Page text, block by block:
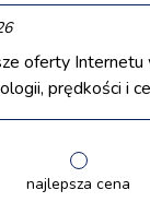
oferty Internetu
prędkości i
najlepsza cena